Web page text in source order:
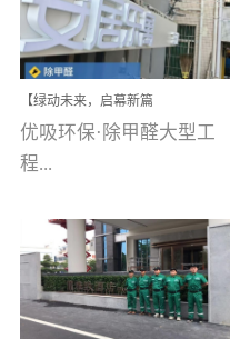
【绿动未来，启幕新篇
章】优吸环保中标深圳安
居乐寓，超大型工装室内
空气治理项目顺利启航，
优吸环保·除甲醛大型工
程...
案例【深圳安居乐寓】室
内空气治理项目深圳安居
乐寓 深圳市安居乐寓